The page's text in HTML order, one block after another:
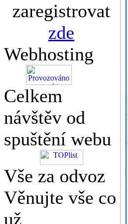
zaregistrovat
zde
Webhosting
Celkem
návštěv od
spuštění webu
Vše za odvoz
Věnujte vše co
už